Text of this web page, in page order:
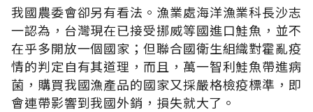
我國農委會卻另有看法。漁業處海洋漁業科長沙志
一認為，台灣現在已接受挪威等國進口鮭魚，並不
在乎多開放一個國家；但聯合國衛生組織對霍亂疫
情的判定自有其道理，而且，萬一智利鮭魚帶進病
菌，購買我國漁產品的國家又採嚴格檢疫標準，即
會連帶影響到我國外銷，損失就大了。